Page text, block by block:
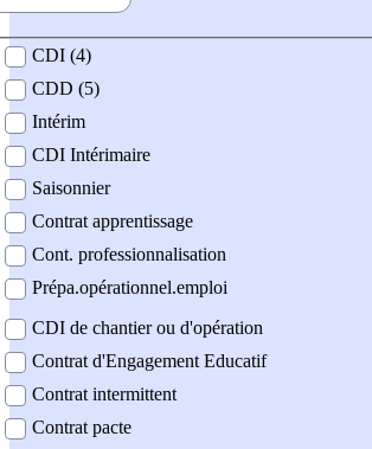
contrat
CDI (4)
CDD (5)
Intérim
CDI Intérimaire
Saisonnier
Contrat apprentissage
Cont. professionnalisation
Prépa.opérationnel.emploi
CDI de chantier ou d'opération
Contrat d'Engagement Educatif
Contrat intermittent
Contrat pacte